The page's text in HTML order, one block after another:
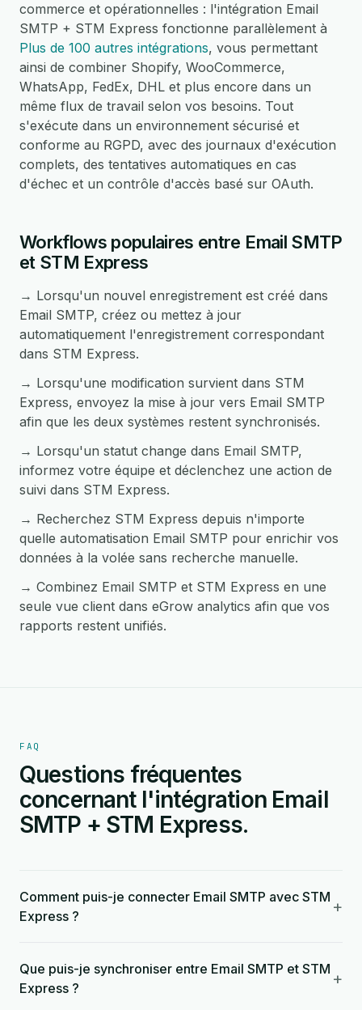
commerce et opérationnelles : l'intégration Email
SMTP + STM Express fonctionne parallèlement à
Plus de 100 autres intégrations, vous permettant
ainsi de combiner Shopify, WooCommerce,
WhatsApp, FedEx, DHL et plus encore dans un
même flux de travail selon vos besoins. Tout
s'exécute dans un environnement sécurisé et
conforme au RGPD, avec des journaux d'exécution
complets, des tentatives automatiques en cas
d'échec et un contrôle d'accès basé sur OAuth.
Workflows populaires entre Email SMTP
et STM Express
→ Lorsqu'un nouvel enregistrement est créé dans
Email SMTP, créez ou mettez à jour
automatiquement l'enregistrement correspondant
dans STM Express.
→ Lorsqu'une modification survient dans STM
Express, envoyez la mise à jour vers Email SMTP
afin que les deux systèmes restent synchronisés.
→ Lorsqu'un statut change dans Email SMTP,
informez votre équipe et déclenchez une action de
suivi dans STM Express.
→ Recherchez STM Express depuis n'importe
quelle automatisation Email SMTP pour enrichir vos
données à la volée sans recherche manuelle.
→ Combinez Email SMTP et STM Express en une
seule vue client dans eGrow analytics afin que vos
rapports restent unifiés.
FAQ
Questions fréquentes
concernant l'intégration Email
SMTP + STM Express.
Comment puis-je connecter Email SMTP avec STM
Express ?
+
Que puis-je synchroniser entre Email SMTP et STM
Express ?
+